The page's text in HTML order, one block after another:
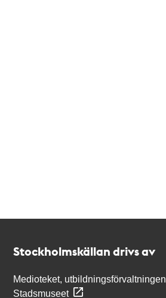
Stockholmskällan drivs av
Medioteket, utbildningsförvaltningen
Stadsmuseet